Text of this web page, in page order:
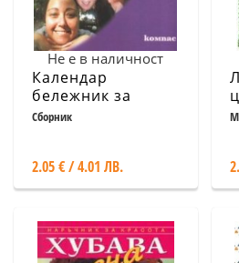
Не е в наличност
Календар
бележник за
жената 2007
Сборник
2.05 € / 4.01 ЛВ.